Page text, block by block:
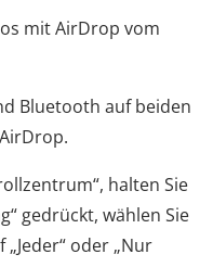
mit AirDrop vom
Bluetooth auf beiden
halten Sie
gedrückt, wählen Sie
oder „Nur